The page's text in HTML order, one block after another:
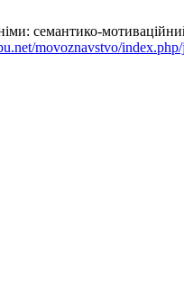
семантико-
movoznavstvo/